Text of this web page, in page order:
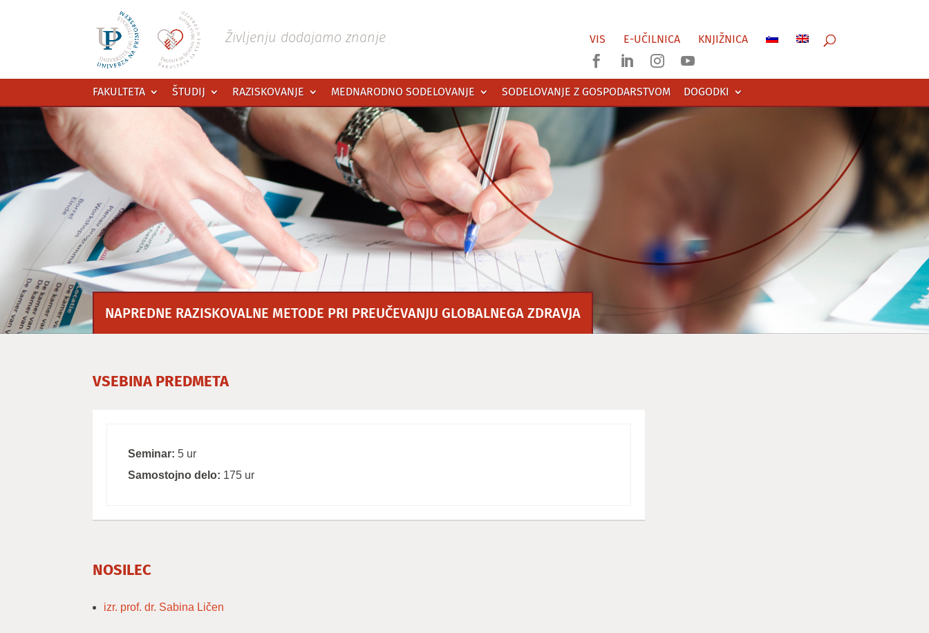
FAKULTETA ŠTUDIJ RAZISKOVANJE MEDNARODNO SODELOVANJE SODELOVANJE Z GOSPODARSTVOM DOGODKI
Življenju dodajamo znanje VIS E-UČILNICA KNJIŽNICA
   
NAPREDNE RAZISKOVALNE METODE PRI PREUČEVANJU GLOBALNEGA ZDRAVJA
VSEBINA PREDMETA
Seminar: 5 ur
Samostojno delo: 175 ur
NOSILEC
izr. prof. dr. Sabina Ličen